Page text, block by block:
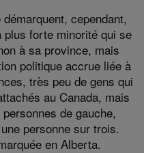
cependant,
plus forte minorité qui se
à sa province, mais
politique accrue liée à
très peu de gens qui
au Canada, mais
de gauche,
personne sur trois.
en Alberta.